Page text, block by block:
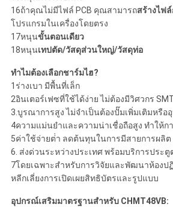
16ถ้าคุณไม่มีไฟล์ PCB คุณสามารถสร้างไฟ
โปรแกรมในเครื่องโดยตรง
17หนุนขั้นตอนเดียว
18หนุนเทปตัด/วัสดุส่วนใหญ่/วัสดุท่อ
ทําไมต้องเลือกชาร์มไฮ?
1ร่างเบา มีพื้นที่เล็ก
2อินเตอร์เฟซที่ใช้ได้ง่าย ไม่ต้องมีวิศวกร
3.บูรณาการสูง ไม่จําเป็นต้องปั๊มเพิ่มเติมหรื
4ความแม่นยําและความน่าเชื่อถือสูง ทําให้ก
5ค่าใช้จ่ายต่ํา ลดต้นทุนในการมีสายการผลิ
6. ส่งด่วนระหว่างประเทศ พร้อมบริการประ
7โดยเฉพาะสําหรับการวิจัยและพัฒนาห้องป
หลีกเลี่ยงการเปิดเผยสิทธิบัตรและรูปแบบ
อุปกรณ์เสริมมาตรฐานสําหรับ CHMT48VB: